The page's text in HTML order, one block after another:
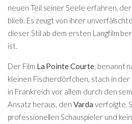
neuen Teil seiner Seele erfahren,
blieb. Es zeugt von ihrer
dieser Stil ab dem ersten Langfilm
ist.
Der Film La Pointe Courte, benannt
kleinen Fischerdörfchen, stach in der
in Frankreich vor allem durch den
Ansatz heraus, denVarda verfolgte.
professionellen Schauspieler und